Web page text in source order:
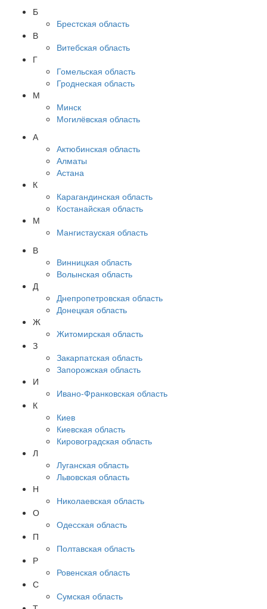
Б
Брестская область
В
Витебская область
Г
Гомельская область
Гроднеская область
М
Минск
Могилёвская область
А
Актюбинская область
Алматы
Астана
К
Карагандинская область
Костанайская область
М
Мангистауская область
В
Винницкая область
Волынская область
Д
Днепропетровская область
Донецкая область
Ж
Житомирская область
З
Закарпатская область
Запорожская область
И
Ивано-Франковская область
К
Киев
Киевская область
Кировоградская область
Л
Луганская область
Львовская область
Н
Николаевская область
О
Одесская область
П
Полтавская область
Р
Ровенская область
С
Сумская область